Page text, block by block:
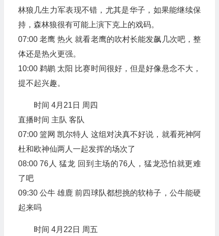
林狼几生力军表现不错，尤其是华子，如果能继续保
持，森林狼很有可能上演下克上的戏码。
07:00 老鹰 热火 就看老鹰的吹村长能发飙几次吧，整
体还是热火更强。
10:00 鹈鹕 太阳 比赛时间很好，但是好像悬念不大，
提不起兴趣。
时间 4月21日 周四
直播时间 主队 客队
07:00 篮网 凯尔特人 这组对决真不好说，就看死神阿
杜和欧神仙两人一起发挥的场次了
08:00 76人 猛龙 回到主场的76人，猛龙恐怕就更难
了吧
09:30 公牛 雄鹿 前四球队都想挑的软柿子，公牛能硬
起来吗
时间 4月22日 周五